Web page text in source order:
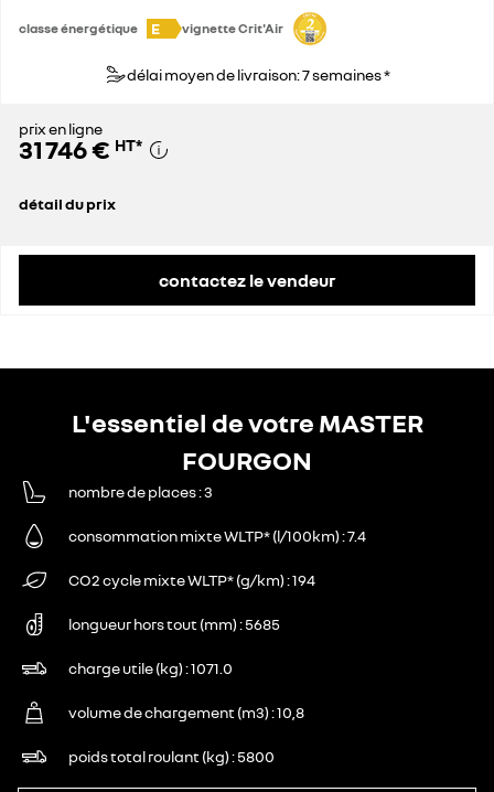
classe énergétique E vignette Crit'Air
délai moyen de livraison: 7 semaines *
prix en ligne
31 746 € HT*
détail du prix
contactez le vendeur
L'essentiel de votre MASTER
FOURGON
nombre de places 3
consommation mixte WLTP* (l/100km) 7.4
CO2 cycle mixte WLTP* (g/km) 194
longueur hors tout (mm) 5685
charge utile (kg) 1071.0
volume de chargement (m3) 10,8
poids total roulant (kg) 5800